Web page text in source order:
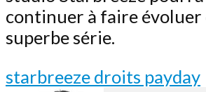
continuer à faire
superbe série.
starbreeze droits payday